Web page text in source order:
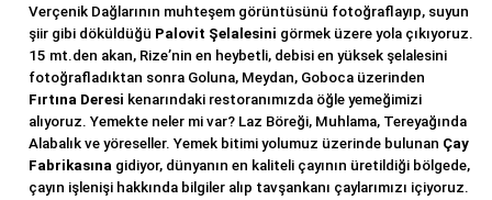
Verçenik Dağlarının muhteşem görüntüsünü fotoğraflayıp, suyun
şiir gibi döküldüğü Palovit Şelalesini görmek üzere yola çıkıyoruz.
15 mt.den akan, Rize’nin en heybetli, debisi en yüksek şelalesini
fotoğrafladıktan sonra Goluna, Meydan, Goboca üzerinden
Fırtına Deresi kenarındaki restoranımızda öğle yemeğimizi
alıyoruz. Yemekte neler mi var? Laz Böreği, Muhlama, Tereyağında
Alabalık ve yöreseller. Yemek bitimi yolumuz üzerinde bulunan Çay
Fabrikasına gidiyor, dünyanın en kaliteli çayının üretildiği bölgede,
çayın işlenişi hakkında bilgiler alıp tavşankanı çaylarımızı içiyoruz.